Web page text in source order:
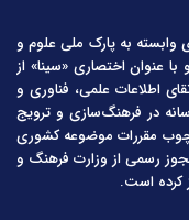
وابسته به پارک ملی علوم و
عنوان اختصاری «سینا» از
ارتقای اطلاعات علمی، فناوری و
در فرهنگ‌سازی و ترویج
مقررات موضوعه کشوری
رسمی از وزارت فرهنگ و